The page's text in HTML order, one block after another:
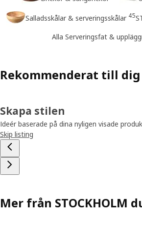
Salladsskålar & serveringsskålar 45
Alla Serveringsfat &
Rekommenderat till dig
Skapa stilen
Ideér baserade på dina nyligen visade
Skip listing
Mer från STOCKHOLM